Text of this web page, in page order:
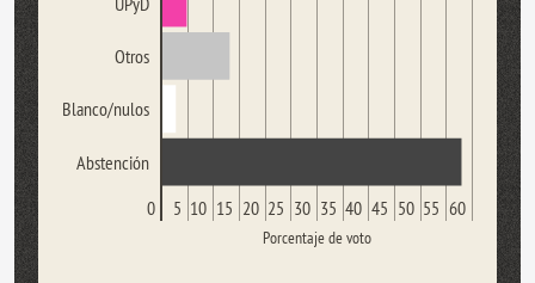
Otros
Blanco/nulos
Abstención
0 5 10 15 20 25 30 35 40 45 50 55 60
Porcentaje de voto